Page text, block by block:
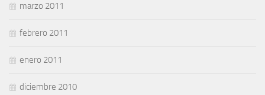
marzo 2011
febrero 2011
enero 2011
diciembre 2010